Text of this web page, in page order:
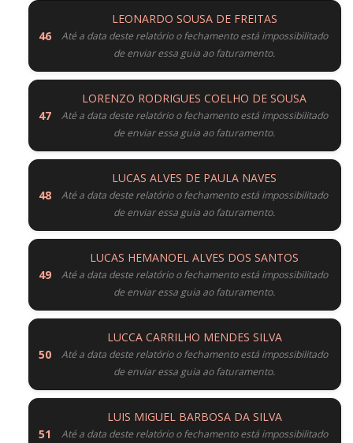
LEONARDO SOUSA DE FREITAS
Até a data deste relatório o fechamento está impossibilitado
de enviar essa guia ao faturamento.
LORENZO RODRIGUES COELHO DE SOUSA
Até a data deste relatório o fechamento está impossibilitado
de enviar essa guia ao faturamento.
LUCAS ALVES DE PAULA NAVES
Até a data deste relatório o fechamento está impossibilitado
de enviar essa guia ao faturamento.
LUCAS HEMANOEL ALVES DOS SANTOS
Até a data deste relatório o fechamento está impossibilitado
de enviar essa guia ao faturamento.
LUCCA CARRILHO MENDES SILVA
Até a data deste relatório o fechamento está impossibilitado
de enviar essa guia ao faturamento.
LUIS MIGUEL BARBOSA DA SILVA
Até a data deste relatório o fechamento está impossibilitado